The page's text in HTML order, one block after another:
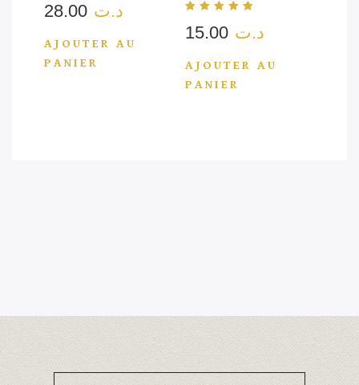
د.ت
AJOUTER AU
PANIER
3.00
sur 5
د.ت 15.00
AJOUTER AU
PANIER